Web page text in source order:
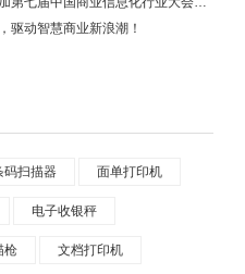
驱动智慧商业新浪潮！
码扫描器 面单打印机
电子收银秤
枪 文档打印机